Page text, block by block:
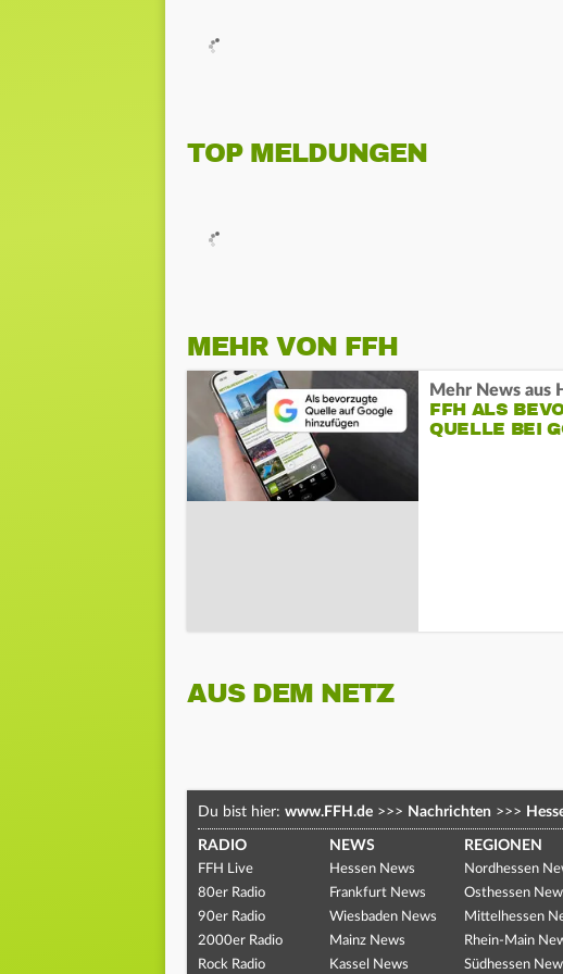
TOP MELDUNGEN
MEHR VON FFH
Mehr News aus
FFH ALS
QUELLE BEI
AUS DEM NETZ
Du bist hier: www.FFH.de >>> Nachrichten >>>
RADIO
FFH Live
80er Radio
90er Radio
2000er Radio
Rock Radio
NEWS
Hessen News
Frankfurt News
Wiesbaden News
Mainz News
Kassel News
REGIONEN
Nordhessen
Osthessen
Mittelhessen
Rhein-Main
Südhessen